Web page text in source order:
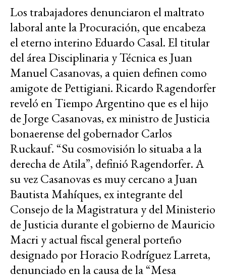
Los trabajadores denunciaron el maltrato
laboral ante la Procuración, que encabeza
el eterno interino Eduardo Casal. El titular
del área Disciplinaria y Técnica es Juan
Manuel Casanovas, a quien definen como
amigote de Pettigiani. Ricardo Ragendorfer
reveló en Tiempo Argentino que es el hijo
de Jorge Casanovas, ex ministro de Justicia
bonaerense del gobernador Carlos
Ruckauf. “Su cosmovisión lo situaba a la
derecha de Atila”, definió Ragendorfer. A
su vez Casanovas es muy cercano a Juan
Bautista Mahíques, ex integrante del
Consejo de la Magistratura y del Ministerio
de Justicia durante el gobierno de Mauricio
Macri y actual fiscal general porteño
designado por Horacio Rodríguez Larreta,
denunciado en la causa de la “Mesa